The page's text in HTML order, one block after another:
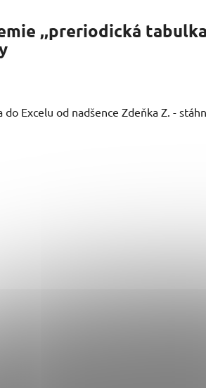
‚‚preriodická
do Excelu od nadšence Zdeňka Z. -